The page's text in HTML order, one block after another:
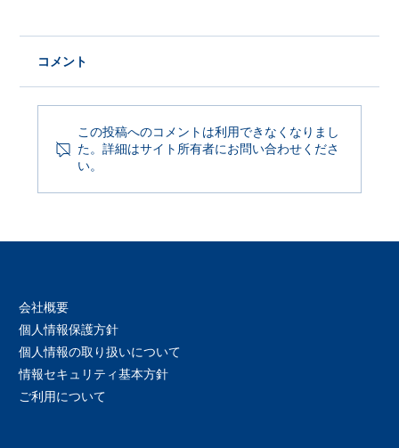
Product Update 2026年6月29日
コメント
この投稿へのコメントは利用できなくなりまし
た。詳細はサイト所有者にお問い合わせくださ
い。
会社概要
個人情報保護方針
個人情報の取り扱いについて
情報セキュリティ基本方針
ご利用について